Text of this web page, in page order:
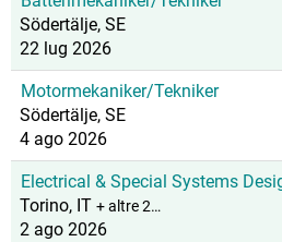
Södertälje, SE
22 lug 2026
Motormekaniker/Tekniker
Södertälje, SE
4 ago 2026
Electrical & Special Systems
Torino, IT + altre 2…
2 ago 2026